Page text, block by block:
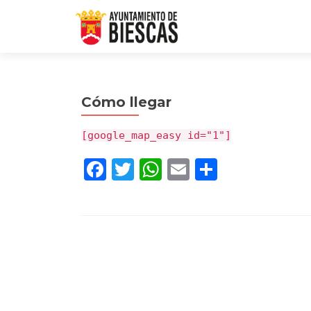
Cómo llegar
[google_map_easy id="1"]
Facebook
Twitter WhatsApp
Email